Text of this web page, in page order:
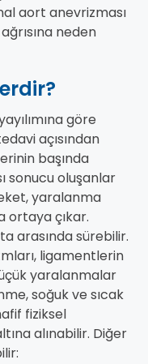
aort anevrizması
neden
göre
açısından
başında
sonucu oluşanlar
yaralanma
ortaya çıkar.
arasında sürebilir.
ligamentlerin
yaralanmalar
soğuk ve sıcak
fiziksel
alınabilir. Diğer